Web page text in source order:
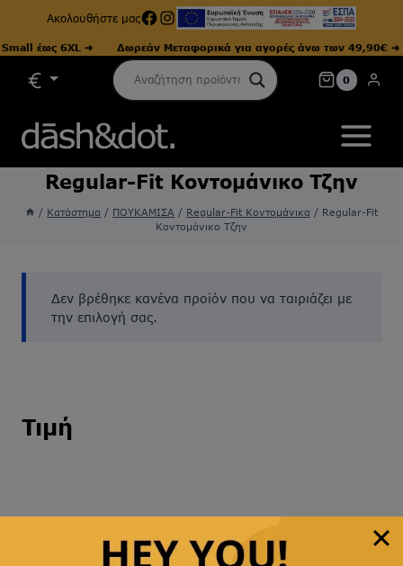
Ακολουθήστε μαςFacebook
Instagram
έως 6XL ➜ Δωρεάν Μεταφορικά για αγορές άνω των 49,90€ ➜
0
Regular-Fit Κοντομάνικο Τζην
/ Κατάστημα / ΠΟΥΚΑΜΙΣΑ / Regular-Fit Κοντομάνικα / Regular-Fit
Κοντομάνικο Τζην
Δεν βρέθηκε κανένα προϊόν που να ταιριάζει με
την επιλογή σας.
Τιμή